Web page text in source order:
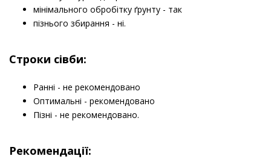
мінімального обробітку ґрунту - так
пізнього збирання - ні.
​Строки сівби:
Ранні - не рекомендовано
Оптимальні - рекомендовано
Пізні - не рекомендовано.
​Рекомендації: